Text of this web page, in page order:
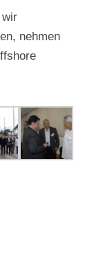
wir
nehmen